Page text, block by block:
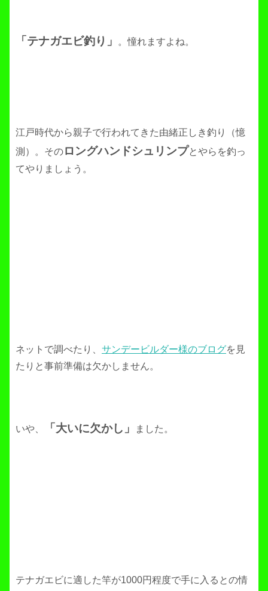
「テナガエビ釣り」 。憧れますよね。
江戸時代から親子で行われてきた由緒正しき釣り（憶
測）。そのロングハンドシュリンプとやらを釣っ
てやりましょう。
ネットで調べたり、 サンデービルダー様のブログを見
たりと事前準備は欠かしません。
いや、 「大いに欠かし」 ました。
テナガエビに適した竿が1000円程度で手に入るとの情